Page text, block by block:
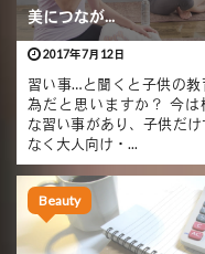
美につなが...
2017年7月12日
習い事…と聞くと子供の教
為だと思いますか？ 今は
な習い事があり、子供だけ
なく大人向け・...
Beauty